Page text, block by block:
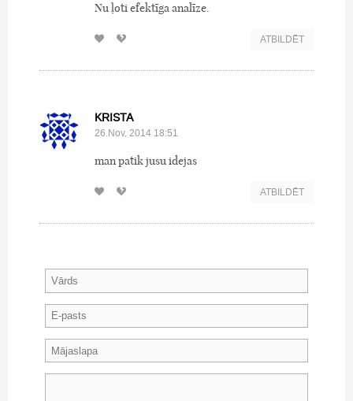
Nu ļoti efektīga analīze.
ATBILDĒT
KRISTA
26.Nov, 2014 18:51
man patik jusu idejas
ATBILDĒT